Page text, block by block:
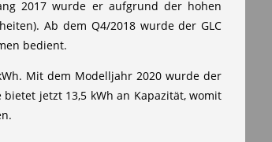
2017 wurde er aufgrund der hohen
Ab dem Q4/2018 wurde der GLC
bedient.
Mit dem Modelljahr 2020 wurde der
jetzt 13,5 kWh an Kapazität, womit